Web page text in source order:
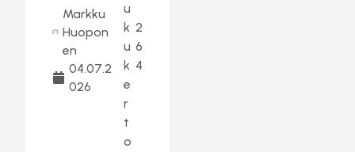
Markku
Huopon
en
04.07.2
026
u
k
u
k
e
r
t
o
2
6
4